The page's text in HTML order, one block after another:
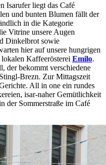
Isarufer liegt das Café
und bunten Blumen fällt der
in die Kategorie
Vitrine unsere Augen
Dinkelbrot sowie
hier auf unsere hungrigen
Kaffeerösterei Emilo.
der bekommt verschiedene
Brezn. Zur Mittagszeit
All in one ein rundes
isar-naher Gemütlichkeit
der Sommerstraße im Café